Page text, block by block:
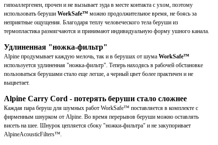
гипоаллергенен, прочен и не вызывает зуда в месте контакта с ухом, поэтому
использовать беруши WorkSafe™ можно продолжительное время, не боясь за
неприятные ощущения. Благодаря теплу человеческого тела беруши из
термопластика размягчаются и принимают индивидуальную форму ушного канала.
Удлиненная "ножка-фильтр"
Alpine продумывает каждую мелочь, так и в берушах от шума WorkSafe™
используется удлиненная "ножка-фильтр". Теперь находясь в рабочей обстановке
пользоваться берушами стало еще легше, а черный цвет более практичен и не
выцветает.
Alpine Carry Cord - потерять беруши стало сложнее
Каждая пара беруш для шумных работ WorkSafe™ поставляется в комплекте с
фирменным шнурком от Alpine. Во время перерывов беруши можно оставлять
висеть на шее. Шнурок цепляется сбоку "ножки-фильтра" и не закупоривает
AlpineAcousticFilters™.